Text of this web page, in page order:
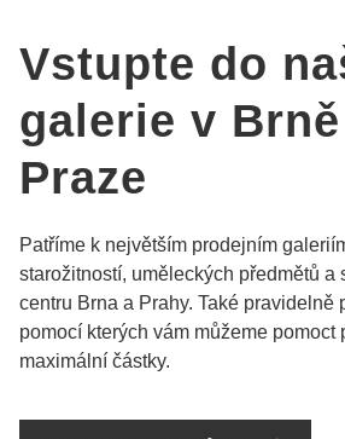
Vstupte do
galerie v
Praze
Patříme k největším prodejním
starožitností, uměleckých předmětů a
centru Brna a Prahy. Také pravidelně
pomocí kterých vám můžeme pomoct
maximální částky.